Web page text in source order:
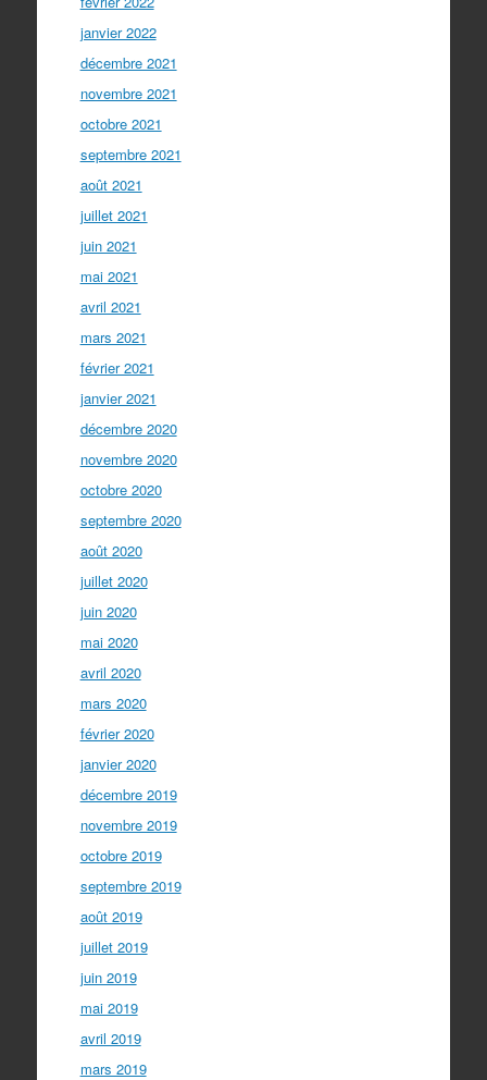
janvier 2022
décembre 2021
novembre 2021
octobre 2021
septembre 2021
août 2021
juillet 2021
juin 2021
mai 2021
avril 2021
mars 2021
février 2021
janvier 2021
décembre 2020
novembre 2020
octobre 2020
septembre 2020
août 2020
juillet 2020
juin 2020
mai 2020
avril 2020
mars 2020
février 2020
janvier 2020
décembre 2019
novembre 2019
octobre 2019
septembre 2019
août 2019
juillet 2019
juin 2019
mai 2019
avril 2019
mars 2019